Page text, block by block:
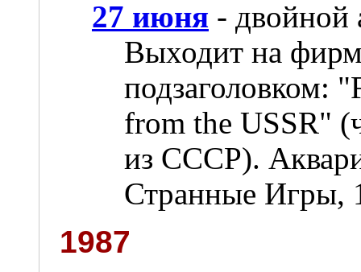
27 июня - двойной
Выходит на
подзаголовком:
from the USSR"
из СССР).
Странные Игры,
1987